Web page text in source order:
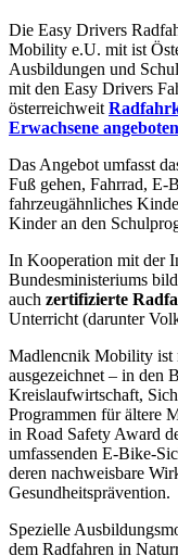
Die Easy Drivers
Mobility e.U. mit ist
Ausbildungen und
mit den Easy Drivers
österreichweit
Erwachsene
Das Angebot umfasst
Fuß gehen, Fahrrad, E-
fahrzeugähnliches
Kinder an den
In Kooperation mit der
Bundesministeriums
auch zertifizierte
Unterricht (darunter
Madlencnik Mobility ist
ausgezeichnet – in den
Kreislaufwirtschaft,
Programmen für ältere
in Road Safety Award
umfassenden E-Bike-
deren nachweisbare
Gesundheitsprävention.
Spezielle
dem Radfahren in